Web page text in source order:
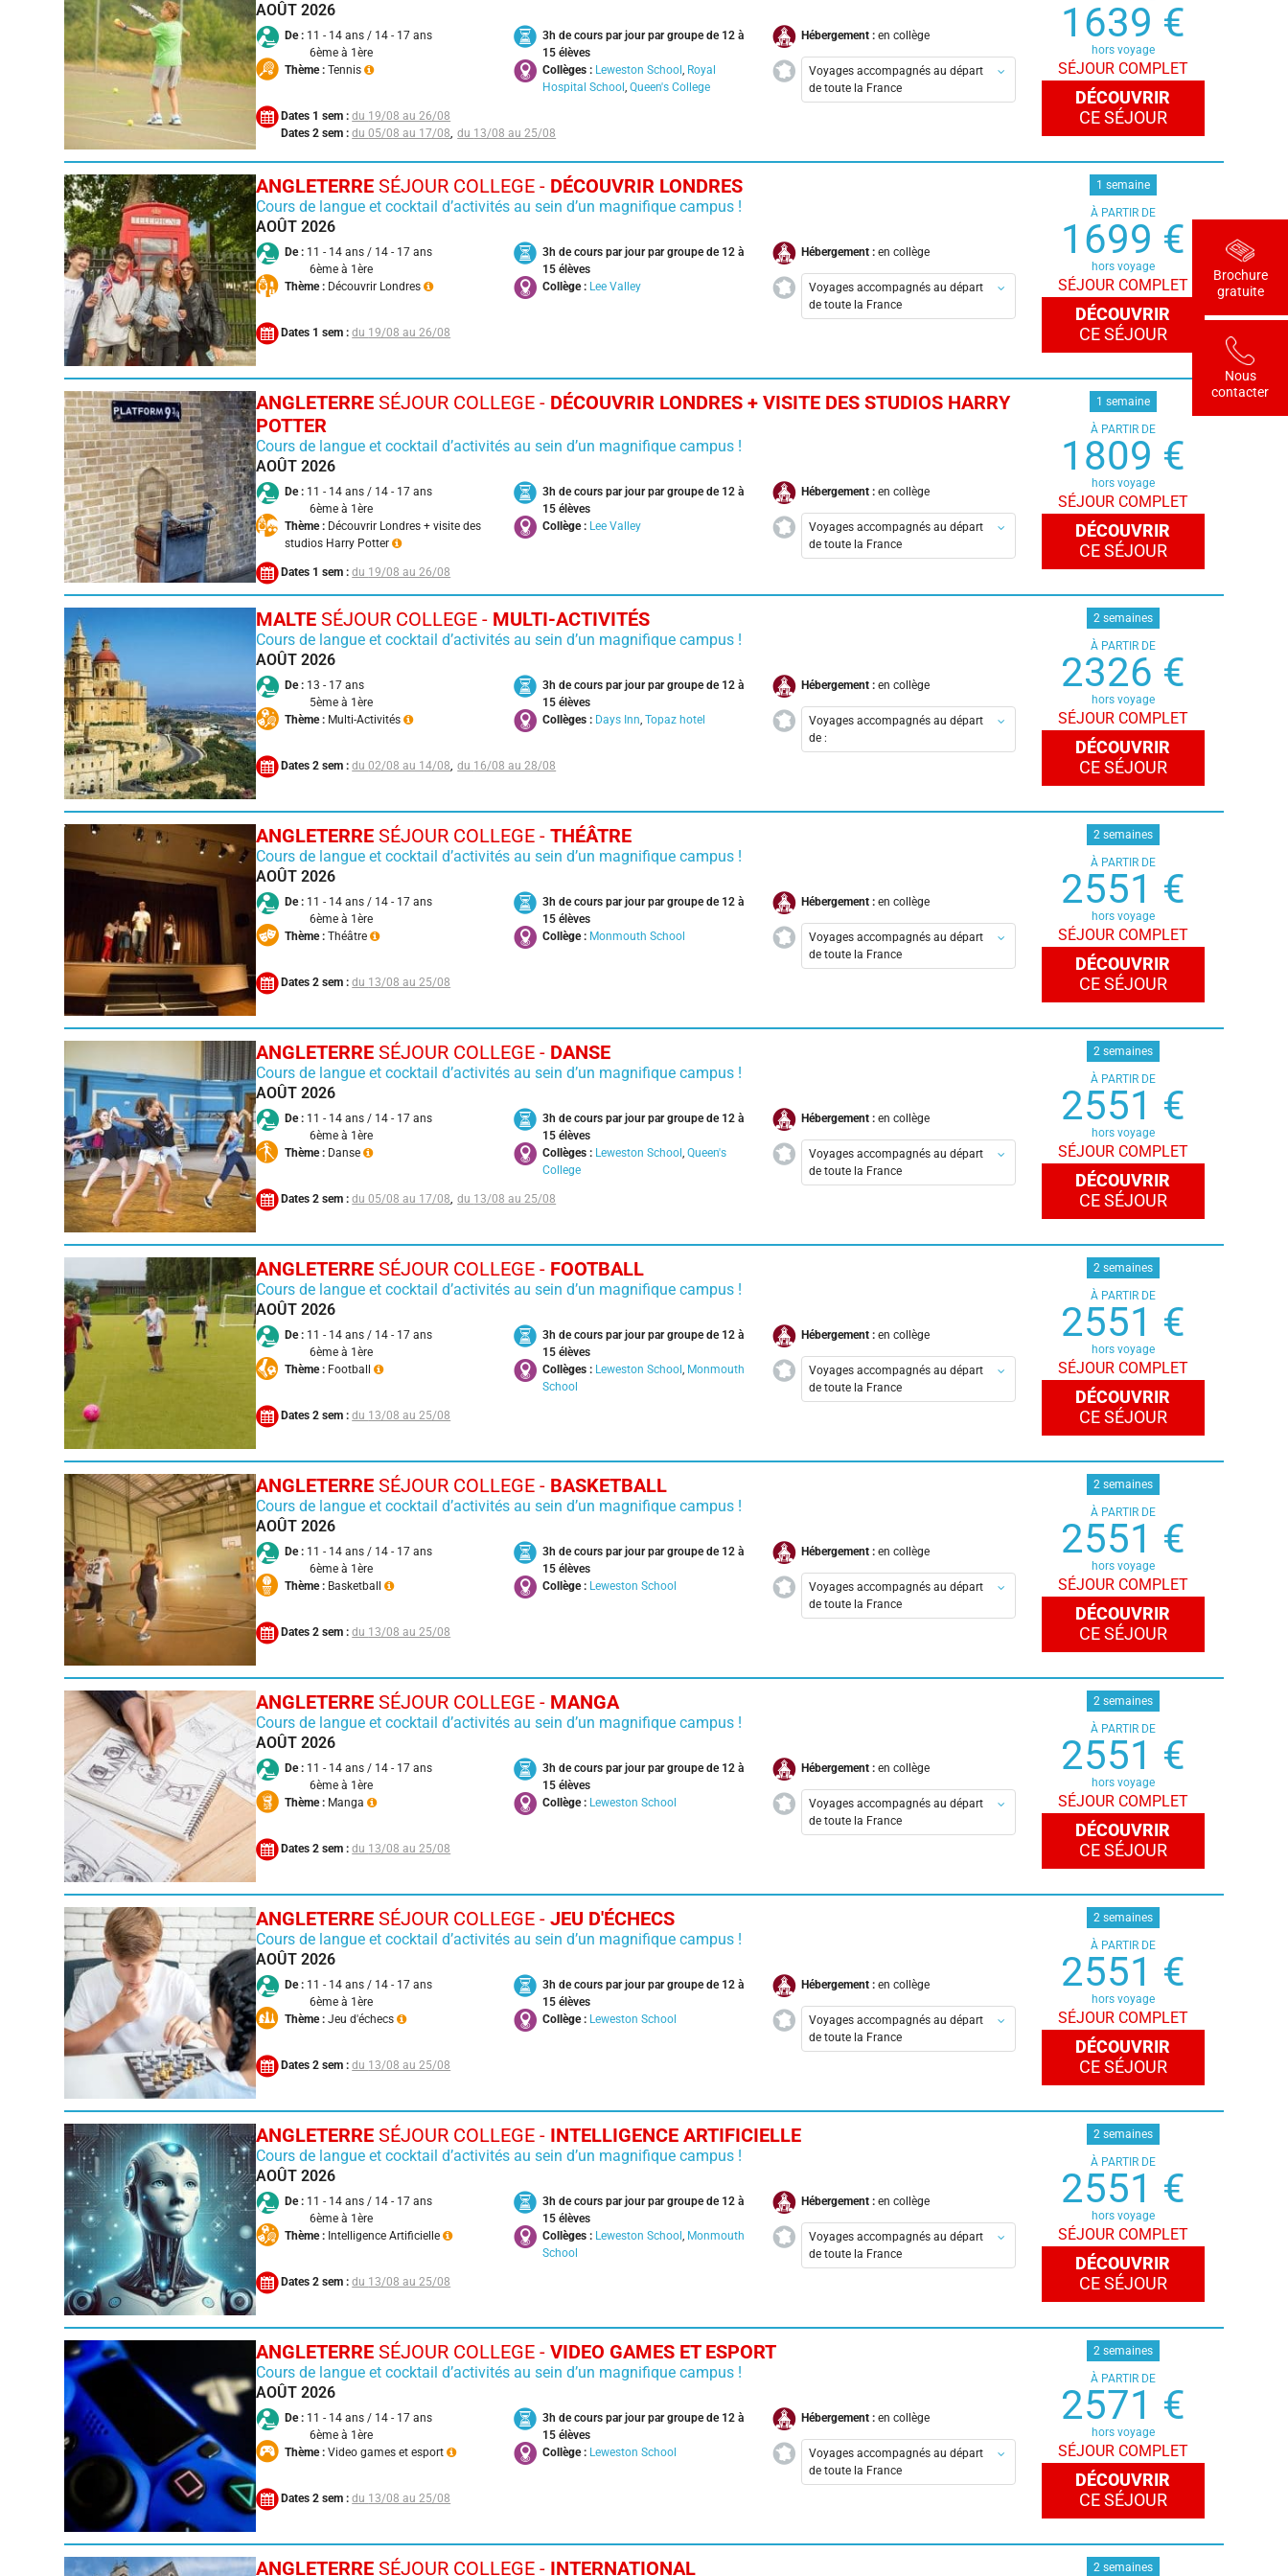
Halloween
Intelligence Artificielle
International
International avec visite Toronto
et chutes du Niagara
International Découvrir Londres
Jeu d'échecs
Multi-Activités
Théâtre
Video games et esport
Warner Bros
Adventure Camp
Pack Visites
Pack Visites Irlande
Pack Visites Malte
Prépa Sciences Po
Surf Camp
Activités aquatiques en
Andalousie
Anglais & Culture à Athènes
Basketball Camp
Football Camp
Fun et aventures en Irlande
Spécial Seconde et Decouvrir
Londres
Stage Spécial Seconde
Tennis Camp
Week-end à Berlin
AOÛT 2026
De : 11 - 14 ans / 14 - 17 ans
6ème à 1ère
3h de cours par jour par groupe de 12 à
15 élèves
Hébergement : en collège
Thème :Tennis Collèges : Leweston School, Royal
Hospital School,Queen's College
Voyages accompagnés au départ
de toute la France
Toulouse
Dates 1 sem :
19/08 au 26/08
Dates 2 sem :
05/08 au 17/08 13/08 au 25/08
1639 €
hors voyage
SÉJOUR COMPLET
DÉCOUVRIR
CE SÉJOUR
ANGLETERRE SÉJOUR COLLEGE - DÉCOUVRIR LONDRES
Cours de langue et cocktail d’activités au sein d’un magnifique campus !
AOÛT 2026
De : 11 - 14 ans / 14 - 17 ans
6ème à 1ère
3h de cours par jour par groupe de 12 à
15 élèves
Hébergement : en collège
Thème : Découvrir Londres Collège : Lee Valley
Voyages accompagnés au départ
de toute la France
Nancy-Metz-Lorraine-TGV
Dates 1 sem : 19/08 au 26/08
1 semaine
À PARTIR DE
1699 €
hors voyage
SÉJOUR COMPLET
DÉCOUVRIR
CE SÉJOUR
ANGLETERRE SÉJOUR COLLEGE - DÉCOUVRIR LONDRES + VISITE DES STUDIOS HARRY
POTTER
Cours de langue et cocktail d’activités au sein d’un magnifique campus !
AOÛT 2026
De : 11 - 14 ans / 14 - 17 ans
6ème à 1ère
3h de cours par jour par groupe de 12 à
15 élèves
Hébergement : en collège
Thème : Découvrir Londres + visite des
studios Harry Potter
Collège : Lee Valley
Voyages accompagnés au départ
de toute la France
Calais
Dates 1 sem : 19/08 au 26/08
1 semaine
À PARTIR DE
1809 €
hors voyage
SÉJOUR COMPLET
DÉCOUVRIR
CE SÉJOUR
MALTE SÉJOUR COLLEGE - MULTI-ACTIVITÉS
Cours de langue et cocktail d’activités au sein d’un magnifique campus !
AOÛT 2026
De : 13 - 17 ans
5ème à 1ère
3h de cours par jour par groupe de 12 à
15 élèves
Hébergement : en collège
Thème : Multi-Activités Collèges : Days Inn,Topaz hotel
Voyages accompagnés au départ
de :
Dates 2 sem : 02/08 au 14/08 16/08 au 28/08
2 semaines
À PARTIR DE
2326 €
hors voyage
SÉJOUR COMPLET
DÉCOUVRIR
CE SÉJOUR
ANGLETERRE SÉJOUR COLLEGE -THÉÂTRE
Cours de langue et cocktail d’activités au sein d’un magnifique campus !
AOÛT 2026
De : 11 - 14 ans / 14 - 17 ans
6ème à 1ère
3h de cours par jour par groupe de 12 à
15 élèves
Hébergement : en collège
Thème :Théâtre Collège : Monmouth School
Voyages accompagnés au départ
de toute la France
Dates 2 sem : 13/08 au 25/08
2 semaines
À PARTIR DE
2551 €
hors voyage
SÉJOUR COMPLET
DÉCOUVRIR
CE SÉJOUR
ANGLETERRE SÉJOUR COLLEGE - DANSE
Cours de langue et cocktail d’activités au sein d’un magnifique campus !
AOÛT 2026
De : 11 - 14 ans / 14 - 17 ans
6ème à 1ère
3h de cours par jour par groupe de 12 à
15 élèves
Hébergement : en collège
Thème : Danse Collèges : Leweston School,Queen's
College
Voyages accompagnés au départ
de toute la France
Toulouse
Dates 2 sem : 05/08 au 17/08 13/08 au 25/08
2 semaines
À PARTIR DE
2551 €
hors voyage
SÉJOUR COMPLET
DÉCOUVRIR
CE SÉJOUR
ANGLETERRE SÉJOUR COLLEGE - FOOTBALL
Cours de langue et cocktail d’activités au sein d’un magnifique campus !
AOÛT 2026
De : 11 - 14 ans / 14 - 17 ans
6ème à 1ère
3h de cours par jour par groupe de 12 à
15 élèves
Hébergement : en collège
Thème : Football Collèges : Leweston School, Monmouth
School
Voyages accompagnés au départ
de toute la France
Dates 2 sem : 13/08 au 25/08
2 semaines
À PARTIR DE
2551 €
hors voyage
SÉJOUR COMPLET
DÉCOUVRIR
CE SÉJOUR
ANGLETERRE SÉJOUR COLLEGE - BASKETBALL
Cours de langue et cocktail d’activités au sein d’un magnifique campus !
AOÛT 2026
De : 11 - 14 ans / 14 - 17 ans
6ème à 1ère
3h de cours par jour par groupe de 12 à
15 élèves
Hébergement : en collège
Thème : Basketball Collège : Leweston School
Voyages accompagnés au départ
de toute la France
Dates 2 sem : 13/08 au 25/08
2 semaines
À PARTIR DE
2551 €
hors voyage
SÉJOUR COMPLET
DÉCOUVRIR
CE SÉJOUR
ANGLETERRE SÉJOUR COLLEGE - MANGA
Cours de langue et cocktail d’activités au sein d’un magnifique campus !
AOÛT 2026
De : 11 - 14 ans / 14 - 17 ans
6ème à 1ère
3h de cours par jour par groupe de 12 à
15 élèves
Hébergement : en collège
Thème : Manga Collège : Leweston School
Voyages accompagnés au départ
de toute la France
Dates 2 sem : 13/08 au 25/08
2 semaines
À PARTIR DE
2551 €
hors voyage
SÉJOUR COMPLET
DÉCOUVRIR
CE SÉJOUR
ANGLETERRE SÉJOUR COLLEGE -JEU D'ÉCHECS
Cours de langue et cocktail d’activités au sein d’un magnifique campus !
AOÛT 2026
De : 11 - 14 ans / 14 - 17 ans
6ème à 1ère
3h de cours par jour par groupe de 12 à
15 élèves
Hébergement : en collège
Thème :Jeu d'échecs Collège : Leweston School
Voyages accompagnés au départ
de toute la France
Dates 2 sem : 13/08 au 25/08
2 semaines
À PARTIR DE
2551 €
hors voyage
SÉJOUR COMPLET
DÉCOUVRIR
CE SÉJOUR
ANGLETERRE SÉJOUR COLLEGE - INTELLIGENCE ARTIFICIELLE
Cours de langue et cocktail d’activités au sein d’un magnifique campus !
AOÛT 2026
De : 11 - 14 ans / 14 - 17 ans
6ème à 1ère
3h de cours par jour par groupe de 12 à
15 élèves
Hébergement : en collège
Thème : Intelligence Artificielle Collèges : Leweston School, Monmouth
School
Voyages accompagnés au départ
de toute la France
Dates 2 sem : 13/08 au 25/08
2 semaines
À PARTIR DE
2551 €
hors voyage
SÉJOUR COMPLET
DÉCOUVRIR
CE SÉJOUR
ANGLETERRE SÉJOUR COLLEGE -VIDEO GAMES ET ESPORT
Cours de langue et cocktail d’activités au sein d’un magnifique campus !
AOÛT 2026
De : 11 - 14 ans / 14 - 17 ans
6ème à 1ère
3h de cours par jour par groupe de 12 à
15 élèves
Hébergement : en collège
Thème :Video games et esport Collège : Leweston School
Voyages accompagnés au départ
de toute la France
Dates 2 sem : 13/08 au 25/08
2 semaines
À PARTIR DE
2571 €
hors voyage
SÉJOUR COMPLET
DÉCOUVRIR
CE SÉJOUR
ANGLETERRE SÉJOUR COLLEGE - INTERNATIONAL 2 semaines
Brochure
gratuite
Nous
contacter